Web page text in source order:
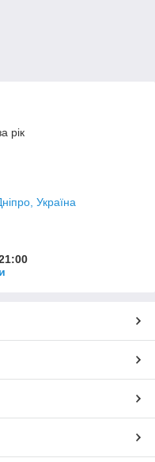
рік
Україна